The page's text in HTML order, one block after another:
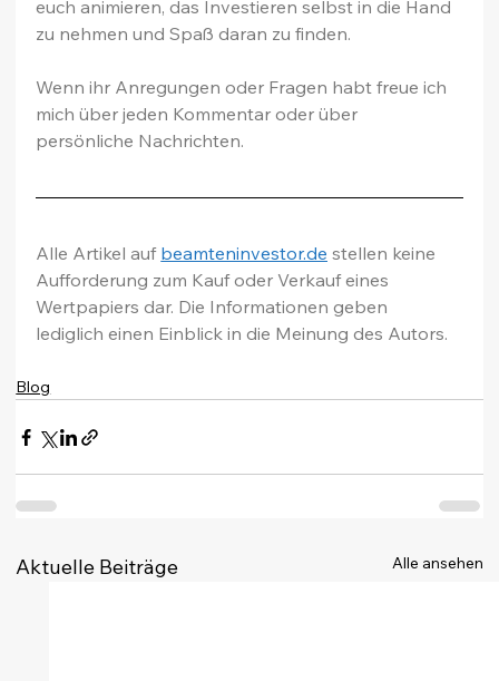
euch animieren, das Investieren selbst in die Hand
zu nehmen und Spaß daran zu finden.
Wenn ihr Anregungen oder Fragen habt freue ich
mich über jeden Kommentar oder über
persönliche Nachrichten.
Alle Artikel auf beamteninvestor.de stellen keine
Aufforderung zum Kauf oder Verkauf eines
Wertpapiers dar. Die Informationen geben
lediglich einen Einblick in die Meinung des Autors.
Blog
Aktuelle Beiträge Alle ansehen